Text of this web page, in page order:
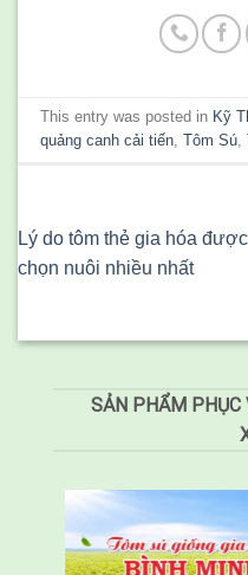
This entry was posted in Kỹ
quảng canh cải tiến,Tôm Sú,
Lý do tôm thẻ gia hóa được
chọn nuôi nhiều nhất
SẢN PHẨM PHỤC